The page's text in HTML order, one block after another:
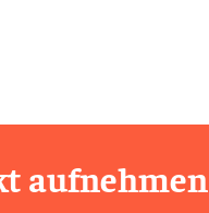
aufnehmen